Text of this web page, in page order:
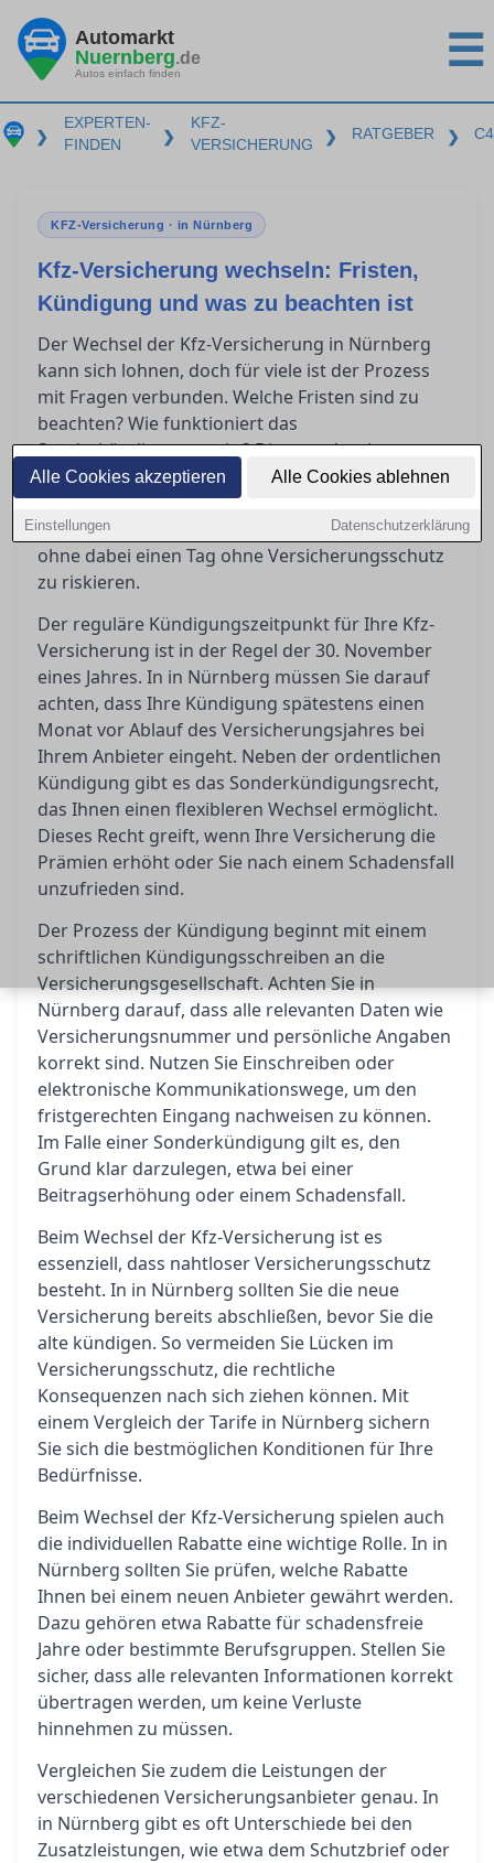
Alle Cookies akzeptieren Alle Cookies ablehnen
Einstellungen Datenschutzerklärung
Automarkt
Nuernberg.de
Autos einfach finden ☰
❯
EXPERTEN-
FINDEN
❯
KFZ-
VERSICHERUNG
❯ RATGEBER ❯
KFZ-Versicherung · in Nürnberg
Kfz-Versicherung wechseln: Fristen,
Kündigung und was zu beachten ist
Der Wechsel der Kfz-Versicherung in Nürnberg
kann sich lohnen, doch für viele ist der Prozess
mit Fragen verbunden. Welche Fristen sind zu
beachten? Wie funktioniert das
Sonderkündigungsrecht? Diese und weitere
Punkte sorgen häufig für Verwirrung. In diesem
Ratgeber erfahren Sie, wie Sie Ihre Kfz-
Versicherung effizient kündigen und wechseln,
ohne dabei einen Tag ohne Versicherungsschutz
zu riskieren.
Der reguläre Kündigungszeitpunkt für Ihre Kfz-
Versicherung ist in der Regel der 30. November
eines Jahres. In in Nürnberg müssen Sie darauf
achten, dass Ihre Kündigung spätestens einen
Monat vor Ablauf des Versicherungsjahres bei
Ihrem Anbieter eingeht. Neben der ordentlichen
Kündigung gibt es das Sonderkündigungsrecht,
das Ihnen einen flexibleren Wechsel ermöglicht.
Dieses Recht greift, wenn Ihre Versicherung die
Prämien erhöht oder Sie nach einem Schadensfall
unzufrieden sind.
Der Prozess der Kündigung beginnt mit einem
schriftlichen Kündigungsschreiben an die
Versicherungsgesellschaft. Achten Sie in
Nürnberg darauf, dass alle relevanten Daten wie
Versicherungsnummer und persönliche Angaben
korrekt sind. Nutzen Sie Einschreiben oder
elektronische Kommunikationswege, um den
fristgerechten Eingang nachweisen zu können.
Im Falle einer Sonderkündigung gilt es, den
Grund klar darzulegen, etwa bei einer
Beitragserhöhung oder einem Schadensfall.
Beim Wechsel der Kfz-Versicherung ist es
essenziell, dass nahtloser Versicherungsschutz
besteht. In in Nürnberg sollten Sie die neue
Versicherung bereits abschließen, bevor Sie die
alte kündigen. So vermeiden Sie Lücken im
Versicherungsschutz, die rechtliche
Konsequenzen nach sich ziehen können. Mit
einem Vergleich der Tarife in Nürnberg sichern
Sie sich die bestmöglichen Konditionen für Ihre
Bedürfnisse.
Beim Wechsel der Kfz-Versicherung spielen auch
die individuellen Rabatte eine wichtige Rolle. In in
Nürnberg sollten Sie prüfen, welche Rabatte
Ihnen bei einem neuen Anbieter gewährt werden.
Dazu gehören etwa Rabatte für schadensfreie
Jahre oder bestimmte Berufsgruppen. Stellen Sie
sicher, dass alle relevanten Informationen korrekt
übertragen werden, um keine Verluste
hinnehmen zu müssen.
Vergleichen Sie zudem die Leistungen der
verschiedenen Versicherungsanbieter genau. In
in Nürnberg gibt es oft Unterschiede bei den
Zusatzleistungen, wie etwa dem Schutzbrief oder